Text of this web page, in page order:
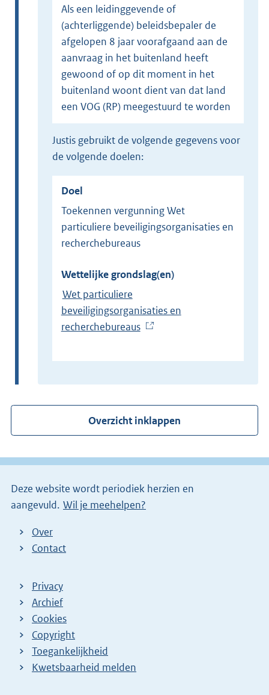
Als een leidinggevende of
(achterliggende) beleidsbepaler de
afgelopen 8 jaar voorafgaand aan de
aanvraag in het buitenland heeft
gewoond of op dit moment in het
buitenland woont dient van dat land
een VOG (RP) meegestuurd te worden
Justis gebruikt de volgende gegevens voor
de volgende doelen:
Doel
Toekennen vergunning Wet
particuliere beveiligingsorganisaties en
recherchebureaus
Wettelijke grondslag(en)
Wet particuliere
beveiligingsorganisaties en
recherchebureaus(
x
r
n
l
n
k
Overzicht inklappen
Deze website wordt periodiek herzien en
aangevuld. Wil je meehelpen?
Over
Contact
Privacy
Archief
Cookies
Copyright
Toegankelijkheid
Kwetsbaarheid melden